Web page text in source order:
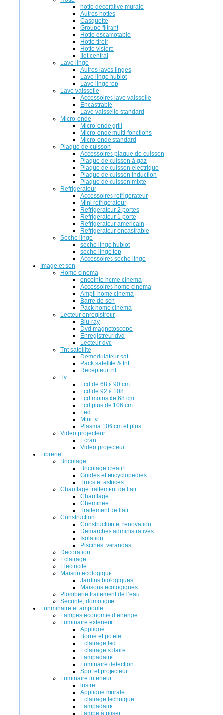
hotte decorative murale
Autres hottes
Casquette
Groupe filtrant
Hotte escamotable
Hotte tiroir
Hotte visiere
Ilot central
Lave linge
Autres laves linges
Lave linge hublot
Lave linge top
Lave vaisselle
Accessoires lave vaisselle
Encastrable
Lave vaisselle standard
Micro-onde
Micro-onde grill
Micro-onde multi-fonctions
Micro-onde standard
Plaque de cuisson
Accessoires plaque de cuisson
Plaque de cuisson à gaz
Plaque de cuisson electrique
Plaque de cuisson induction
Plaque de cuisson mixte
Refrigerateur
Accessoires refrigerateur
Mini refrigerateur
Refrigerateur 2 portes
Refrigerateur 1 porte
Refrigerateur americain
Refrigerateur encastrable
Seche linge
seche linge hublot
seche linge top
Accessoires seche linge
Image et son
Home cinema
enceinte home cinema
Accessoires home cinema
Ampli home cinema
Barre de son
Pack home cinema
Lecteur enregistreur
Blu-ray
Dvd magnetoscope
Enregistreur dvd
Lecteur dvd
Tnt satellite
Demodulateur sat
Pack satellite & tnt
Recepteur tnt
Tv
Lcd de 68 à 90 cm
Lcd de 92 à 108
Lcd moins de 68 cm
Lcd plus de 106 cm
Led
Mini tv
Plasma 106 cm et plus
Video projecteur
Ecran
Video projecteur
Librerie
Bricolage
Bricolage creatif
Guides et encyclopedies
Trucs et astuces
Chauffage traitement de l’air
Chauffage
Cheminee
Traitement de l’air
Construction
Construction et renovation
Demarches administratives
Isolation
Piscines, verandas
Decoration
Eclairage
Electricite
Maison ecologique
Jardins biologiques
Maisons ecologiques
Plomberie traitement de l’eau
Securite, domotique
Lunminaire et ampoule
Lampes economie d’energie
Luminaire exterieur
Applique
Borne et potelet
Eclairage led
Eclairage solaire
Lampadaire
Luminaire detection
Spot et projecteur
Luminaire interieur
lustre
Applique murale
Eclairage technique
Lampadaire
Lampe à poser